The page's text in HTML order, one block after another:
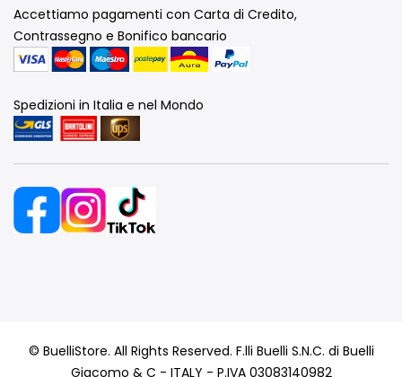
Accettiamo pagamenti con Carta di Credito,
Contrassegno e Bonifico bancario
Spedizioni in Italia e nel Mondo
© BuelliStore. All Rights Reserved. F.lli Buelli S.N.C. di Buelli
Giacomo & C - ITALY - P.IVA 03083140982